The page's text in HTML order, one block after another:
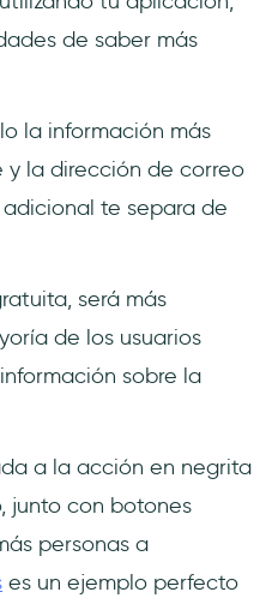
de saber más
la información más
y la dirección de correo
te separa de
será más
de los usuarios
sobre la
a la acción en negrita
junto con botones
personas a
es un ejemplo perfecto